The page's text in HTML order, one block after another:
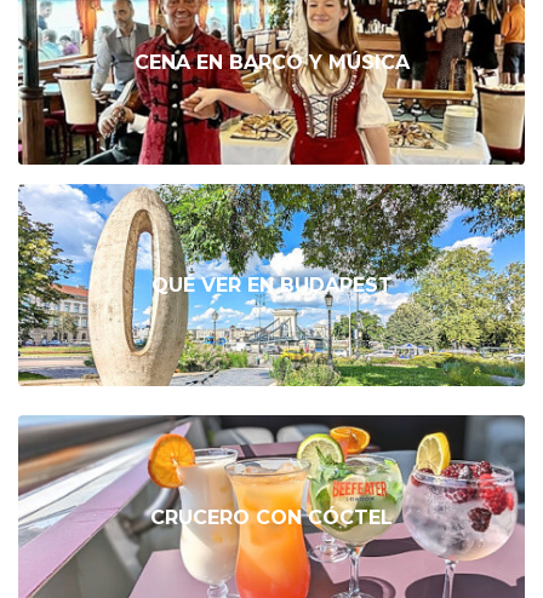
CENA EN BARCO Y MÚSICA
QUÉ VER EN BUDAPEST
CRUCERO CON CÓCTEL